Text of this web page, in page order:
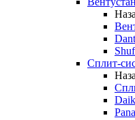
Сплит-